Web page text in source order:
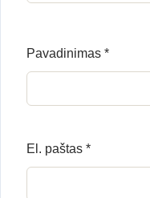
Pavadinimas *
El. paštas *